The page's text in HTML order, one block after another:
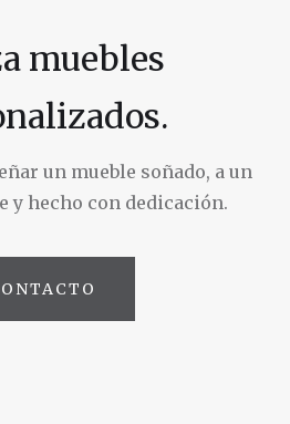
muebles
un mueble soñado, a un
y hecho con dedicación.